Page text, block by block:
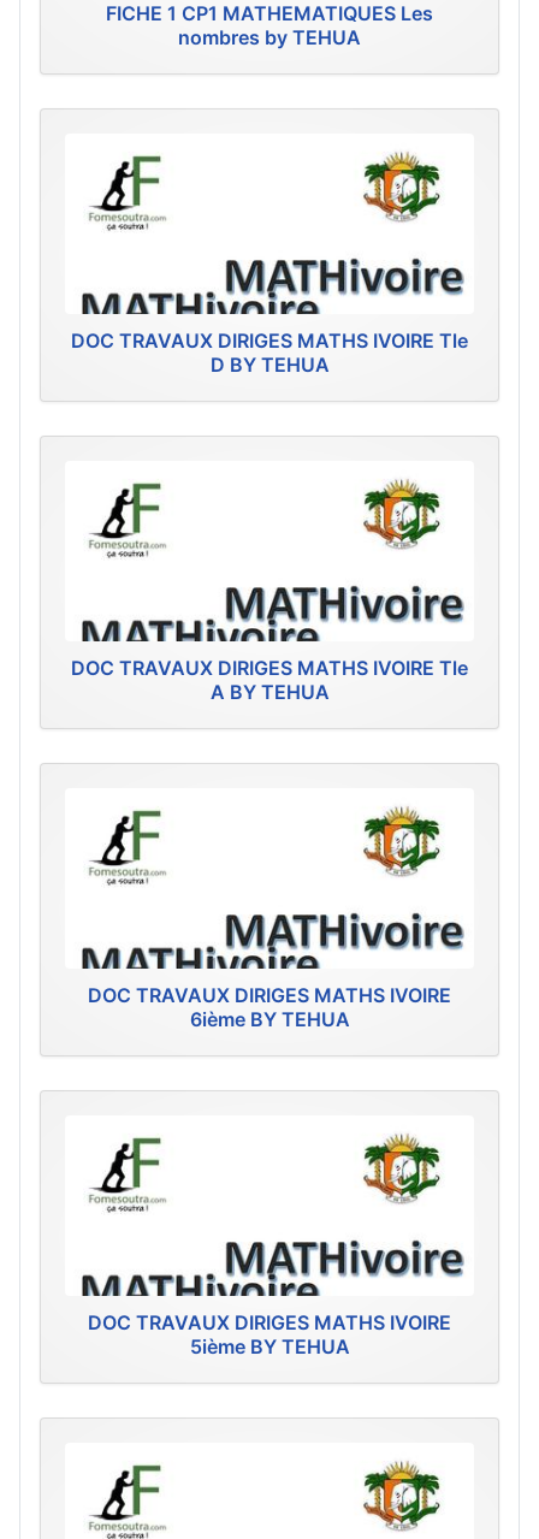
FICHE 1 CP1 MATHEMATIQUES Les
nombres by TEHUA
DOC TRAVAUX DIRIGES MATHS IVOIRE Tle
D BY TEHUA
DOC TRAVAUX DIRIGES MATHS IVOIRE Tle
A BY TEHUA
DOC TRAVAUX DIRIGES MATHS IVOIRE
6ième BY TEHUA
DOC TRAVAUX DIRIGES MATHS IVOIRE
5ième BY TEHUA